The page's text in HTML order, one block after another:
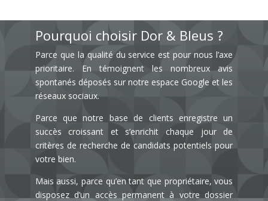
Pourquoi choisir Dor & Bleus ?
Parce que la qualité du service est pour nous l’axe
prioritaire. En témoignent les nombreux avis
spontanés déposés sur notre espace Google et les
réseaux sociaux.
Parce que notre base de clients enregistre un
succès croissant et s’enrichit chaque jour de
critères de recherche de candidats potentiels pour
votre bien.
Mais aussi, parce qu’en tant que propriétaire, vous
disposez d’un accès permanent à votre dossier